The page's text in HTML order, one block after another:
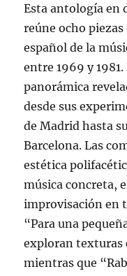
Esta antología en
reúne ocho
español de la
entre 1969 y
panorámica
desde sus
de Madrid hasta
Barcelona. Las
estética
música concreta,
improvisación en
“Para una
exploran texturas
mientras que